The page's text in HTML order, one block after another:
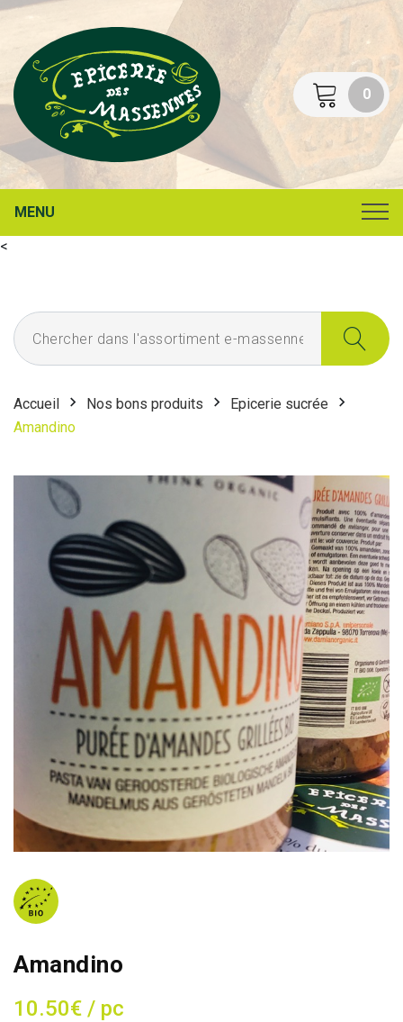
0
MENU
<
Chercher dans l'assortiment e-massennes
Accueil Nos bons produits
Epicerie sucrée
Amandino
Amandino
10.50€ / pc